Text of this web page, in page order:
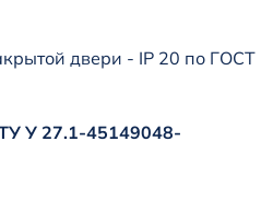
двери - IP 20 по ГОСТ
У 27.1-45149048-